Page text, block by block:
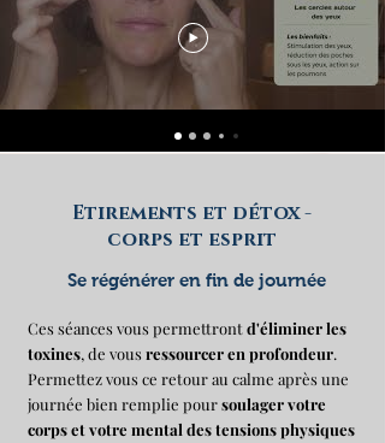
Etirements et détox -
corps et esprit
Se régénérer en fin de journée
Ces séances vous permettrontd'éliminer les
toxines, de vousressourcer en profondeur.
Permettez vous ce retour au calme après une
journée bien remplie poursoulager votre
corps et votre mental des tensions physiques